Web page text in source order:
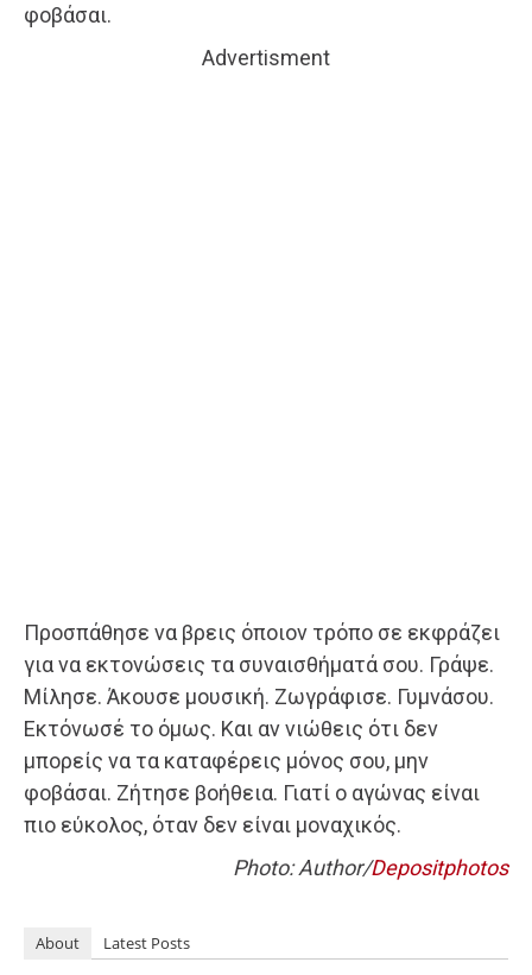
φοβάσαι.
Advertisment
Προσπάθησε να βρεις όποιον τρόπο σε εκφράζει
για να εκτονώσεις τα συναισθήματά σου. Γράψε.
Μίλησε. Άκουσε μουσική. Ζωγράφισε. Γυμνάσου.
Εκτόνωσέ το όμως. Και αν νιώθεις ότι δεν
μπορείς να τα καταφέρεις μόνος σου, μην
φοβάσαι. Ζήτησε βοήθεια. Γιατί ο αγώνας είναι
πιο εύκολος, όταν δεν είναι μοναχικός.
Photo: Author/Depositphotos
About Latest Posts